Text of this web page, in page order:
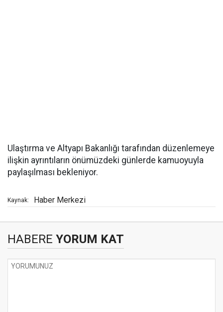
Ulaştırma ve Altyapı Bakanlığı tarafından düzenlemeye
ilişkin ayrıntıların önümüzdeki günlerde kamuoyuyla
paylaşılması bekleniyor.
Kaynak: Haber Merkezi
HABERE YORUM KAT